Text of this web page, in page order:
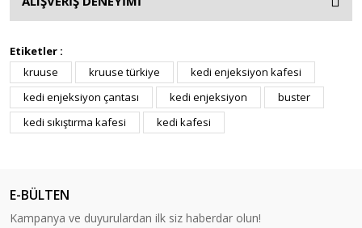
Etiketler :
kruuse
kruuse türkiye
kedi enjeksiyon kafesi
kedi enjeksiyon çantası
kedi enjeksiyon
buster
kedi sıkıştırma kafesi
kedi kafesi
E-BÜLTEN
Kampanya ve duyurulardan ilk siz haberdar olun!